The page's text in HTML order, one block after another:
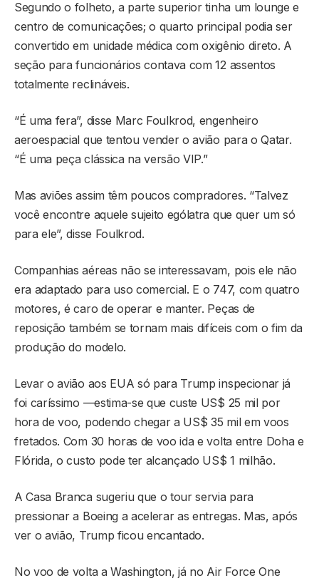
Segundo o folheto, a parte superior tinha um lounge e
centro de comunicações; o quarto principal podia ser
convertido em unidade médica com oxigênio direto. A
seção para funcionários contava com 12 assentos
totalmente reclináveis.
“É uma fera”, disse Marc Foulkrod, engenheiro
aeroespacial que tentou vender o avião para o Qatar.
“É uma peça clássica na versão VIP.”
Mas aviões assim têm poucos compradores. “Talvez
você encontre aquele sujeito ególatra que quer um só
para ele”, disse Foulkrod.
Companhias aéreas não se interessavam, pois ele não
era adaptado para uso comercial. E o 747, com quatro
motores, é caro de operar e manter. Peças de
reposição também se tornam mais difíceis com o fim da
produção do modelo.
Levar o avião aos EUA só para Trump inspecionar já
foi caríssimo —estima-se que custe US$ 25 mil por
hora de voo, podendo chegar a US$ 35 mil em voos
fretados. Com 30 horas de voo ida e volta entre Doha e
Flórida, o custo pode ter alcançado US$ 1 milhão.
A Casa Branca sugeriu que o tour servia para
pressionar a Boeing a acelerar as entregas. Mas, após
ver o avião, Trump ficou encantado.
No voo de volta a Washington, já no Air Force One